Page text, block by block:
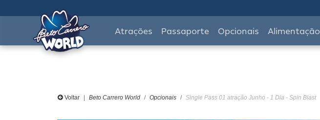
Atrações Passaporte Opcionais Alimentação
Voltar Beto Carrero World Opcionais Single Pass 01 atração Junho - 1 Dia - Spin Blast